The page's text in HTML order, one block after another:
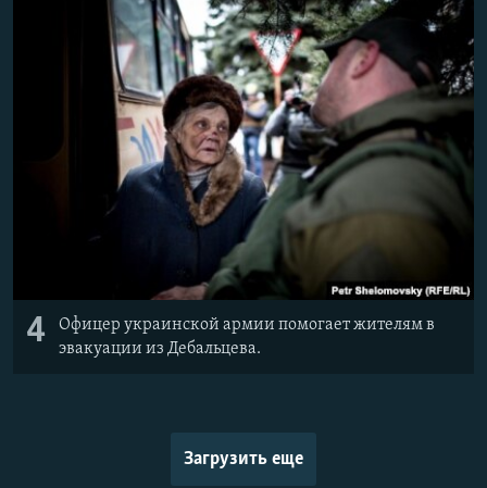
4
Офицер украинской армии помогает жителям в
эвакуации из Дебальцева.
Загрузить еще